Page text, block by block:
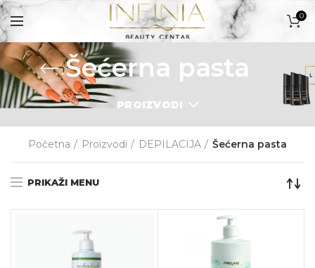
0
Šećerna pasta
PROIZVODI
Početna Proizvodi DEPILACIJA Šećerna pasta
PRIKAŽI MENU
PROIZVODI